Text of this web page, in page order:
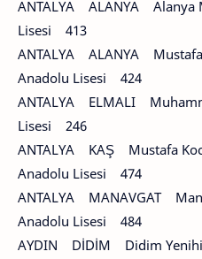
ANTALYA ALANYA Alanya
Lisesi 413
ANTALYA ALANYA
Anadolu Lisesi 424
ANTALYA ELMALI
Lisesi 246
ANTALYA KAŞ Mustafa
Anadolu Lisesi 474
ANTALYA MANAVGAT
Anadolu Lisesi 484
AYDIN DİDİM Didim